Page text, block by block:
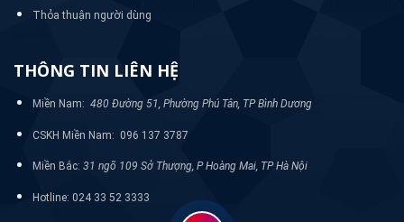
Thỏa thuận người dùng
THÔNG TIN LIÊN HỆ
Miền Nam: 480 Đường 51, Phường Phú Tân, TP Bình Dương
CSKH Miền Nam: 096 137 3787
Miền Bắc: 31 ngõ 109 Sở Thượng, P Hoàng Mai, TP Hà Nội
Hotline: 024 33 52 3333